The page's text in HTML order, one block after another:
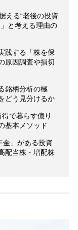
える“老後の投資
と考える理由の
践する「株を保
原因調査や損切
銘柄分析の極
どう見分けるか
で暮らす億り
基本メソッド
金」がある投資
配当株・増配株